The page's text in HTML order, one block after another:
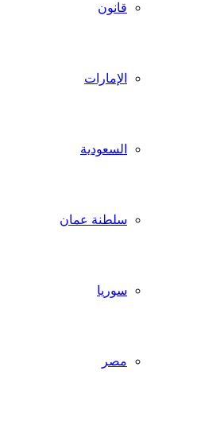
قانون
الإمارات
السعودية
سلطنة عمان
سوريا
مصر